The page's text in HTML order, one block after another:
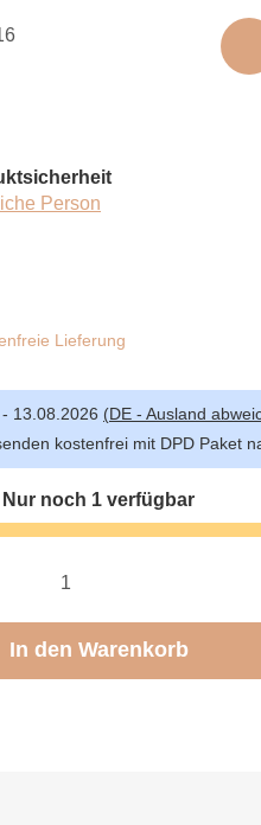
Person
Lieferung
13.08.2026 (DE - Ausland
kostenfrei mit DPD Paket
Nur noch 1 verfügbar
In den Warenkorb